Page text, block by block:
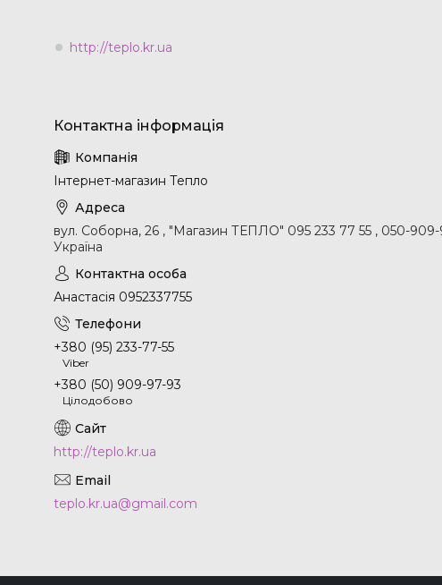
http://teplo.kr.ua
Інтернет-магазин Тепло
вул. Соборна, 26 , "Магазин ТЕПЛО" 095 233 77 55 , 050-
Україна
Анастасія 0952337755
+380 (95) 233-77-55
Viber
+380 (50) 909-97-93
Цілодобово
http://teplo.kr.ua
teplo.kr.ua@gmail.com